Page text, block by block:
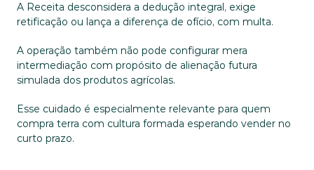
A Receita desconsidera a dedução integral, exige
retificação ou lança a diferença de ofício, com multa.
A operação também não pode configurar mera
intermediação com propósito de alienação futura
simulada dos produtos agrícolas.
Esse cuidado é especialmente relevante para quem
compra terra com cultura formada esperando vender no
curto prazo.